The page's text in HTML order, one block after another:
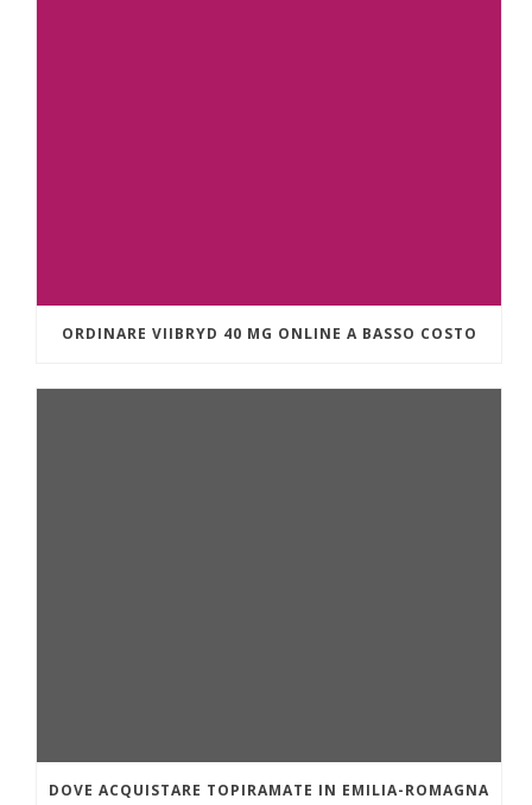
ORDINARE VIIBRYD 40 MG ONLINE A BASSO COSTO
DOVE ACQUISTARE TOPIRAMATE IN EMILIA-ROMAGNA